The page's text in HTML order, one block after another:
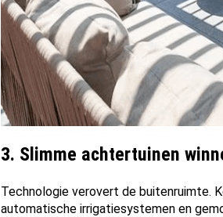
3. Slimme achtertuinen
Technologie verovert de buitenruimte.
automatische irrigatiesystemen en